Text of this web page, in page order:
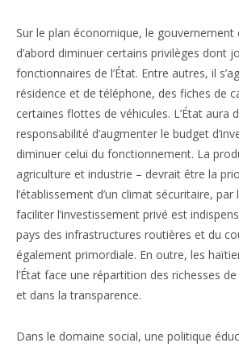
Sur le plan économique, le
d’abord diminuer certains privilèges dont
fonctionnaires de l’État. Entre autres, il
résidence et de téléphone, des fiches de
certaines flottes de véhicules. L’État aura
responsabilité d’augmenter le budget
diminuer celui du fonctionnement. La
agriculture et industrie – devrait être la
l’établissement d’un climat sécuritaire, par
faciliter l’investissement privé est
pays des infrastructures routières et du
également primordiale. En outre, les
l’État face une répartition des richesses
et dans la transparence.
Dans le domaine social, une politique